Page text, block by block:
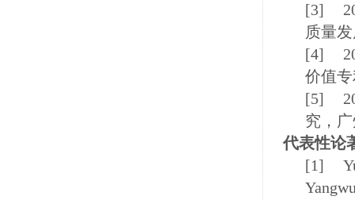
[3]
质量
[4]
价值
[5]
究，
代表性论
[1]